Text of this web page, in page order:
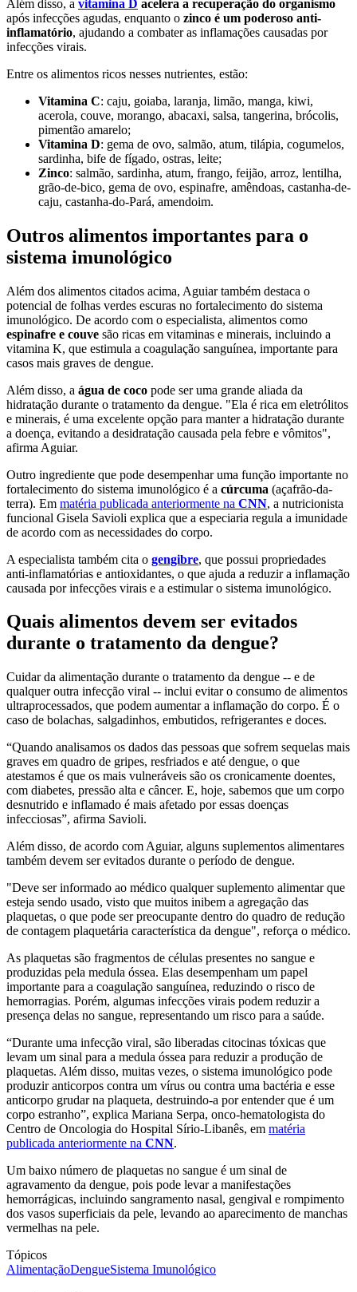
Além disso, a vitamina D acelera a recuperação do organismo
após infecções agudas, enquanto o zinco é um poderoso anti-
inflamatório, ajudando a combater as inflamações causadas por
infecções virais.
Entre os alimentos ricos nesses nutrientes, estão:
Vitamina C: caju, goiaba, laranja, limão, manga, kiwi,
acerola, couve, morango, abacaxi, salsa, tangerina, brócolis,
pimentão amarelo;
Vitamina D: gema de ovo, salmão, atum, tilápia, cogumelos,
sardinha, bife de fígado, ostras, leite;
Zinco: salmão, sardinha, atum, frango, feijão, arroz, lentilha,
grão-de-bico, gema de ovo, espinafre, amêndoas, castanha-de-
caju, castanha-do-Pará, amendoim.
Outros alimentos importantes para o
sistema imunológico
Além dos alimentos citados acima, Aguiar também destaca o
potencial de folhas verdes escuras no fortalecimento do sistema
imunológico. De acordo com o especialista, alimentos como
espinafre e couve são ricas em vitaminas e minerais, incluindo a
vitamina K, que estimula a coagulação sanguínea, importante para
casos mais graves de dengue.
Além disso, a água de coco pode ser uma grande aliada da
hidratação durante o tratamento da dengue. "Ela é rica em eletrólitos
e minerais, é uma excelente opção para manter a hidratação durante
a doença, evitando a desidratação causada pela febre e vômitos",
afirma Aguiar.
Outro ingrediente que pode desempenhar uma função importante no
fortalecimento do sistema imunológico é a cúrcuma (açafrão-da-
terra). Em matéria publicada anteriormente na CNN, a nutricionista
funcional Gisela Savioli explica que a especiaria regula a imunidade
de acordo com as necessidades do corpo.
A especialista também cita o gengibre, que possui propriedades
anti-inflamatórias e antioxidantes, o que ajuda a reduzir a inflamação
causada por infecções virais e a estimular o sistema imunológico.
Quais alimentos devem ser evitados
durante o tratamento da dengue?
Cuidar da alimentação durante o tratamento da dengue -- e de
qualquer outra infecção viral -- inclui evitar o consumo de alimentos
ultraprocessados, que podem aumentar a inflamação do corpo. É o
caso de bolachas, salgadinhos, embutidos, refrigerantes e doces.
“Quando analisamos os dados das pessoas que sofrem sequelas mais
graves em quadro de gripes, resfriados e até dengue, o que
atestamos é que os mais vulneráveis são os cronicamente doentes,
com diabetes, pressão alta e câncer. E, hoje, sabemos que um corpo
desnutrido e inflamado é mais afetado por essas doenças
infecciosas”, afirma Savioli.
Além disso, de acordo com Aguiar, alguns suplementos alimentares
também devem ser evitados durante o período de dengue.
"Deve ser informado ao médico qualquer suplemento alimentar que
esteja sendo usado, visto que muitos inibem a agregação das
plaquetas, o que pode ser preocupante dentro do quadro de redução
de contagem plaquetária característica da dengue", reforça o médico.
As plaquetas são fragmentos de células presentes no sangue e
produzidas pela medula óssea. Elas desempenham um papel
importante para a coagulação sanguínea, reduzindo o risco de
hemorragias. Porém, algumas infecções virais podem reduzir a
presença delas no sangue, representando um risco para a saúde.
“Durante uma infecção viral, são liberadas citocinas tóxicas que
levam um sinal para a medula óssea para reduzir a produção de
plaquetas. Além disso, muitas vezes, o sistema imunológico pode
produzir anticorpos contra um vírus ou contra uma bactéria e esse
anticorpo grudar na plaqueta, destruindo-a por entender que é um
corpo estranho”, explica Mariana Serpa, onco-hematologista do
Centro de Oncologia do Hospital Sírio-Libanês, em matéria
publicada anteriormente na CNN.
Um baixo número de plaquetas no sangue é um sinal de
agravamento da dengue, pois pode levar a manifestações
hemorrágicas, incluindo sangramento nasal, gengival e rompimento
dos vasos superficiais da pele, levando ao aparecimento de manchas
vermelhas na pele.
Tópicos
AlimentaçãoDengueSistema Imunológico